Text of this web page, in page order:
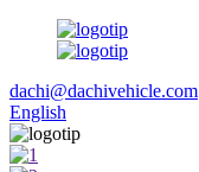
dachi@dachivehicle.com
English